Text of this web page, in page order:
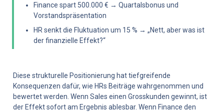
Finance spart 500.000 € → Quartalsbonus und
Vorstandspräsentation
HR senkt die Fluktuation um 15 % → „Nett, aber was ist
der finanzielle Effekt?“
Diese strukturelle Positionierung hat tiefgreifende
Konsequenzen dafür, wie HRs Beiträge wahrgenommen und
bewertet werden. Wenn Sales einen Grosskunden gewinnt, ist
der Effekt sofort am Ergebnis ablesbar. Wenn Finance den